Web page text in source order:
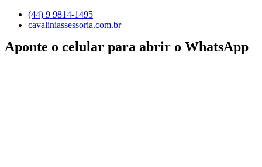
(44) 9 9814-1495
cavaliniassessoria.com.br
Aponte o celular para abrir o WhatsApp